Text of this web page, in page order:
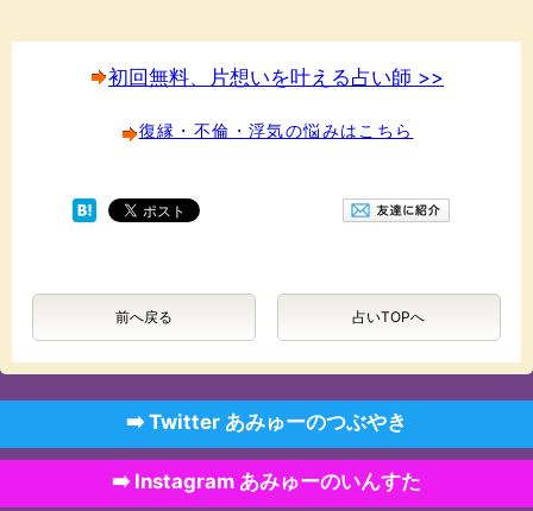
初回無料、片想いを叶える占い師 >>
復縁・不倫・浮気の悩みはこちら
前へ戻る 占いTOPへ
➡️ Twitter あみゅーのつぶやき
➡️ Instagram あみゅーのいんすた